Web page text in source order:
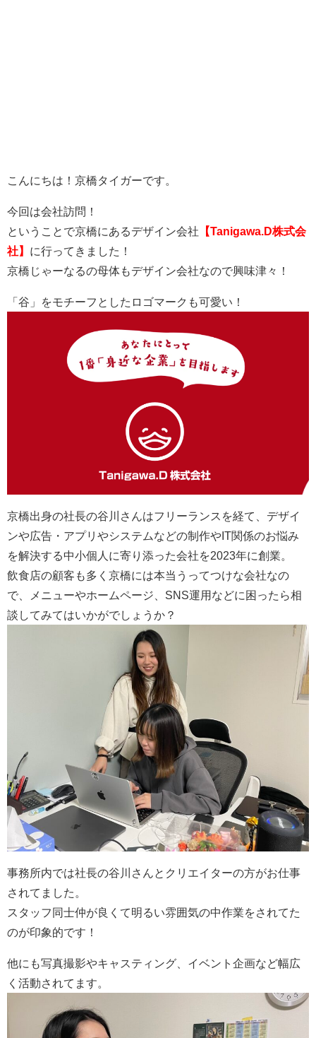
こんにちは！京橋タイガーです。
今回は会社訪問！
ということで京橋にあるデザイン会社 【Tanigawa.D株式会
社】 に行ってきました！
京橋じゃーなるの母体もデザイン会社なので興味津々！
「谷」をモチーフとしたロゴマークも可愛い！
京橋出身の社長の谷川さんはフリーランスを経て、デザイ
ンや広告・アプリやシステムなどの制作やIT関係のお悩み
を解決する中小個人に寄り添った会社を2023年に創業。
飲食店の顧客も多く京橋には本当うってつけな会社なの
で、メニューやホームページ、SNS運用などに困ったら相
談してみてはいかがでしょうか？
事務所内では社長の谷川さんとクリエイターの方がお仕事
されてました。
スタッフ同士仲が良くて明るい雰囲気の中作業をされてた
のが印象的です！
他にも写真撮影やキャスティング、イベント企画など幅広
く活動されてます。